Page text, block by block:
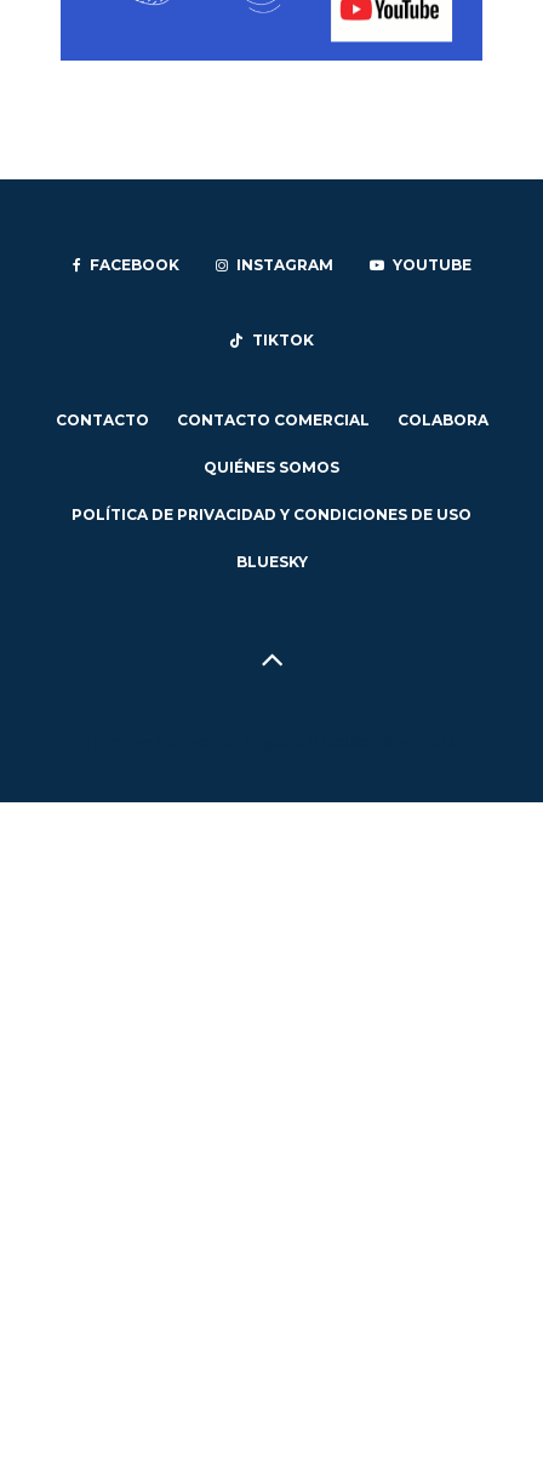
FACEBOOK INSTAGRAM YOUTUBE
TIKTOK
CONTACTO CONTACTO COMERCIAL COLABORA
QUIÉNES SOMOS
POLÍTICA DE PRIVACIDAD Y CONDICIONES DE USO
BLUESKY